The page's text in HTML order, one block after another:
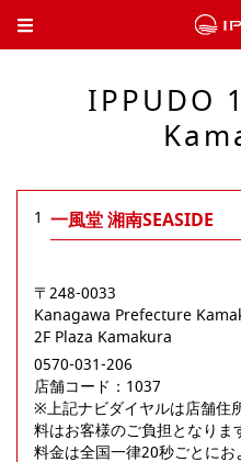
Toggle Header Menu
IPPUDO
1 一風堂 湘南SEASIDE
〒248-0033
Kanagawa Prefecture
2F Plaza Kamakura
0570-031-206
店舗コード：1037
※上記ナビダイヤルは店舗住
料はお客様のご負担となりま
料金は全国一律20秒ごとに